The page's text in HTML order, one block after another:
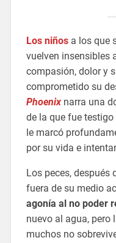
Los niñosa los que
vuelven insensibles
compasión, dolor y
comprometido su
Phoenixnarra una
de la que fue
le marcó
por su vida e
Los peces, después
fuera de su medio
agonía al no poder
nuevo al agua, pero
muchos no